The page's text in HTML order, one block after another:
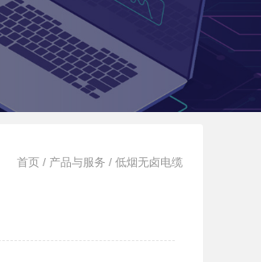
首页 / 产品与服务 / 低烟无卤电缆